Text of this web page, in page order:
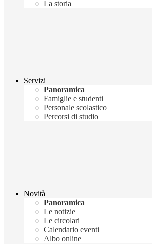
La storia
Servizi
Panoramica
Famiglie e studenti
Personale scolastico
Percorsi di studio
Novità
Panoramica
Le notizie
Le circolari
Calendario eventi
Albo online